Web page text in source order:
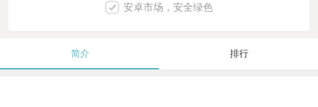
安卓市场，安全绿色
简介 排行